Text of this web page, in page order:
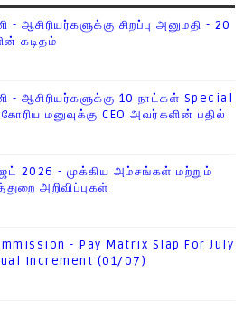
- ஆசிரியர்களுக்கு சிறப்பு அனுமதி - 20
கடிதம்
- ஆசிரியர்களுக்கு 10 நாட்கள் Special
மனுவுக்கு CEO அவர்களின் பதில்
2026 - முக்கிய அம்சங்கள் மற்றும்
அறிவிப்புகள்
- Pay Matrix Slap For July
Increment (01/07)